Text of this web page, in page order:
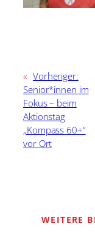
« Vorheriger:
Senior*innen im
Fokus – beim
Aktionstag
„Kompass 60+“
vor Ort
WEITERE